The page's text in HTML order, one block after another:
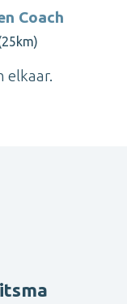
Coach
elkaar.